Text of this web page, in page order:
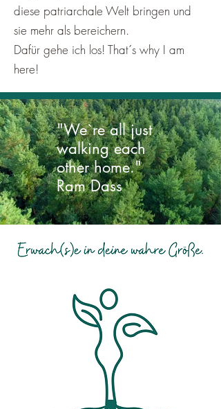
diese patriarchale Welt bringen und
sie mehr als bereichern.
Dafür gehe ich los! That´s why I am
here!
"We`re all just
walking each
other home."
Ram Dass